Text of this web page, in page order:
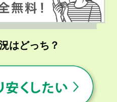
はどっち？